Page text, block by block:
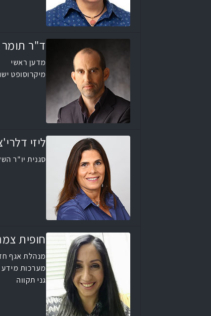
ד"ר תומר
מדען ראשי
מיקרוסופט
ליזי
סגנית יו"ר
חופית
מנהלת אגף
מערכות
גני תקווה